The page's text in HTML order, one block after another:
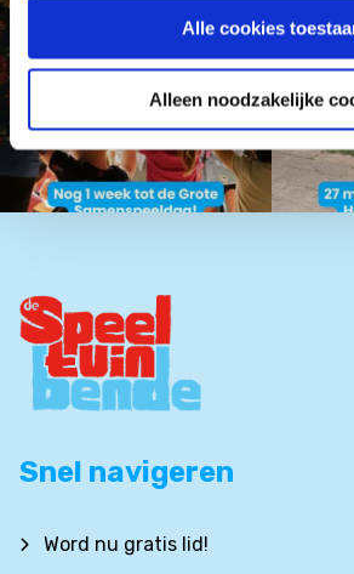
Alle cookies
Alleen noodzakelijke
Snel navigeren
Word nu gratis lid!